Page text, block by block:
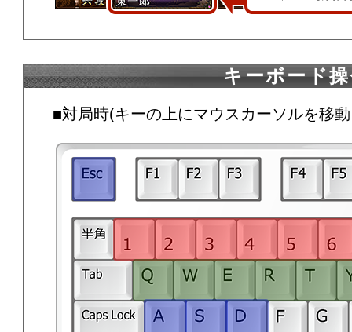
キーボード
■対局時(キーの上にマウスカーソルを移